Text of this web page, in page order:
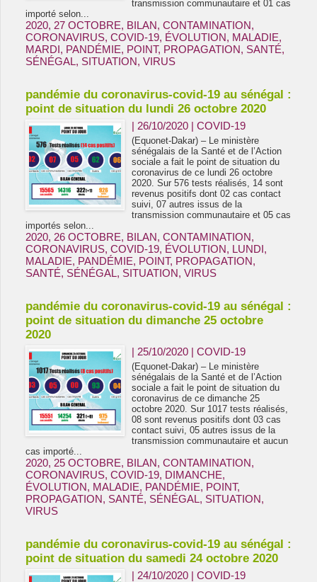
transmission communautaire et 01 cas
importé selon...
2020, 27 OCTOBRE, BILAN, CONTAMINATION,
CORONAVIRUS, COVID-19, ÉVOLUTION, MALADIE,
MARDI, PANDÉMIE, POINT, PROPAGATION, SANTÉ,
SÉNÉGAL, SITUATION, VIRUS
pandémie du coronavirus-covid-19 au sénégal :
point de situation du lundi 26 octobre 2020
| 26/10/2020 |COVID-19
(Equonet-Dakar) – Le ministère
sénégalais de la Santé et de l’Action
sociale a fait le point de situation du
coronavirus de ce lundi 26 octobre
2020. Sur 576 tests réalisés, 14 sont
revenus positifs dont 02 cas contact
suivi, 07 autres issus de la
transmission communautaire et 05 cas
importés selon...
2020, 26 OCTOBRE, BILAN, CONTAMINATION,
CORONAVIRUS, COVID-19, ÉVOLUTION, LUNDI,
MALADIE, PANDÉMIE, POINT, PROPAGATION,
SANTÉ, SÉNÉGAL, SITUATION, VIRUS
pandémie du coronavirus-covid-19 au sénégal :
point de situation du dimanche 25 octobre
2020
| 25/10/2020 |COVID-19
(Equonet-Dakar) – Le ministère
sénégalais de la Santé et de l’Action
sociale a fait le point de situation du
coronavirus de ce dimanche 25
octobre 2020. Sur 1017 tests réalisés,
08 sont revenus positifs dont 03 cas
contact suivi, 05 autres issus de la
transmission communautaire et aucun
cas importé...
2020, 25 OCTOBRE, BILAN, CONTAMINATION,
CORONAVIRUS, COVID-19, DIMANCHE,
ÉVOLUTION, MALADIE, PANDÉMIE, POINT,
PROPAGATION, SANTÉ, SÉNÉGAL, SITUATION,
VIRUS
pandémie du coronavirus-covid-19 au sénégal :
point de situation du samedi 24 octobre 2020
| 24/10/2020 |COVID-19